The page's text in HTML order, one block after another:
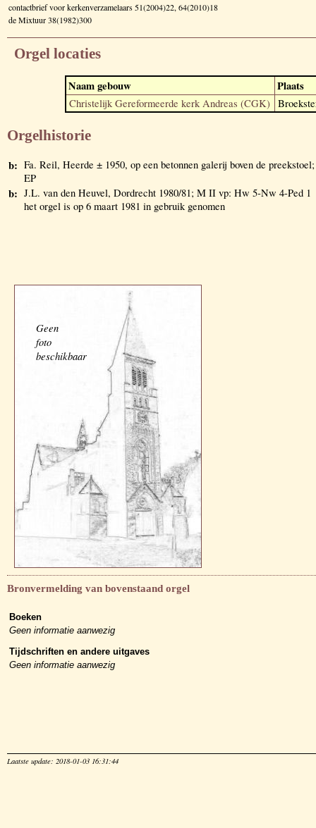
contactbrief voor kerkenverzamelaars 51(2004)22, 64(2010)18
de Mixtuur 38(1982)300
Orgel locaties
Naam gebouw Plaats
Christelijk Gereformeerde kerk Andreas (CGK)
Orgelhistorie
b: Fa. Reil, Heerde ± 1950, op een betonnen galerij boven de preekstoel;
EP
b: J.L. van den Heuvel, Dordrecht 1980/81; M II vp: Hw 5-Nw 4-Ped 1
het orgel is op 6 maart 1981 in gebruik genomen
Geen
foto
beschikbaar
Bronvermelding van bovenstaand orgel
Boeken
Geen informatie aanwezig
Tijdschriften en andere uitgaves
Geen informatie aanwezig
Laatste update: 2018-01-03 16:31:44